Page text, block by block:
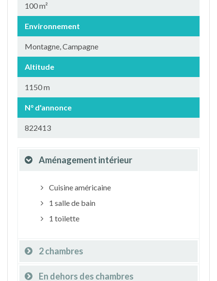
100 m²
Environnement
Montagne, Campagne
Altitude
1150 m
N° d'annonce
822413
Aménagement intérieur
Cuisine américaine
1 salle de bain
1 toilette
2 chambres
En dehors des chambres